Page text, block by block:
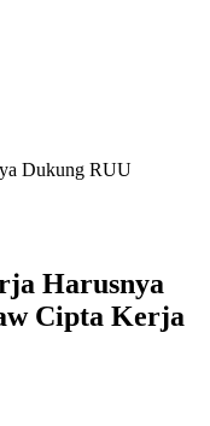
Dukung RUU
Harusnya
Cipta Kerja